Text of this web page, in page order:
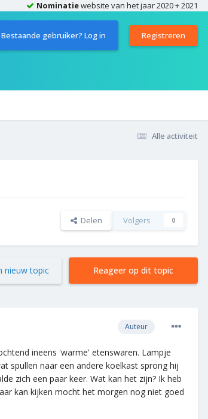
Nominatiewebsite van het jaar 2020 + 2021
Bestaande gebruiker? Log in Registreren
Alle activiteit
Delen Volgers 0
Reageer op dit topic
nieuw topic
Auteur
ineens 'warme' etenswaren. Lampje
spullen naar een andere koelkast sprong hij
zich een paar keer. Wat kan het zijn? Ik heb
kan kijken mocht het morgen nog niet goed